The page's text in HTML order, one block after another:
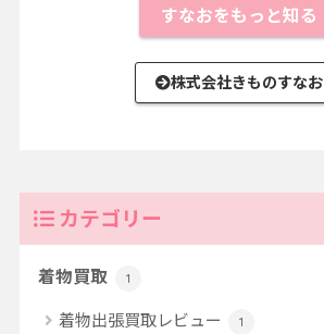
すなおをもっと知る
株式会社きものすなお
カテゴリー
着物買取 1
着物出張買取レビュー 1